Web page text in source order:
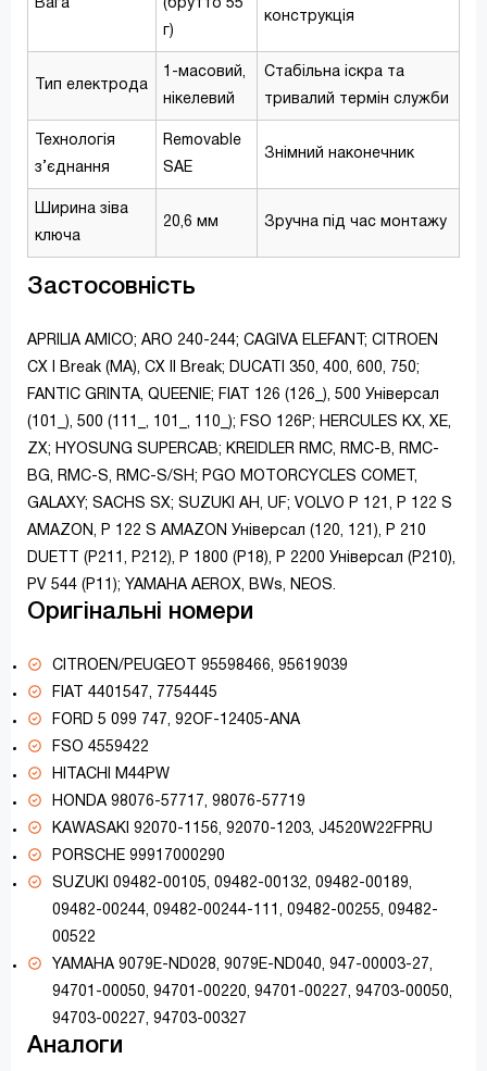
Вага
(брутто 55
г)
конструкція
Тип електрода
1-масовий,
нікелевий
Стабільна іскра та
тривалий термін служби
Технологія
з’єднання
Removable
SAE
Знімний наконечник
Ширина зіва
ключа
20,6 мм Зручна під час монтажу
Застосовність
APRILIA AMICO; ARO 240-244; CAGIVA ELEFANT; CITROEN
CX I Break (MA), CX II Break; DUCATI 350, 400, 600, 750;
FANTIC GRINTA, QUEENIE; FIAT 126 (126_), 500 Універсал
(101_), 500 (111_, 101_, 110_); FSO 126P; HERCULES KX, XE,
ZX; HYOSUNG SUPERCAB; KREIDLER RMC, RMC-B, RMC-
BG, RMC-S, RMC-S/SH; PGO MOTORCYCLES COMET,
GALAXY; SACHS SX; SUZUKI AH, UF; VOLVO P 121, P 122 S
AMAZON, P 122 S AMAZON Універсал (120, 121), P 210
DUETT (P211, P212), P 1800 (P18), P 2200 Універсал (P210),
PV 544 (P11); YAMAHA AEROX, BWs, NEOS.
Оригінальні номери
CITROEN/PEUGEOT 95598466, 95619039
FIAT 4401547, 7754445
FORD 5 099 747, 92OF-12405-ANA
FSO 4559422
HITACHI M44PW
HONDA 98076-57717, 98076-57719
KAWASAKI 92070-1156, 92070-1203, J4520W22FPRU
PORSCHE 99917000290
SUZUKI 09482-00105, 09482-00132, 09482-00189,
09482-00244, 09482-00244-111, 09482-00255, 09482-
00522
YAMAHA 9079E-ND028, 9079E-ND040, 947-00003-27,
94701-00050, 94701-00220, 94701-00227, 94703-00050,
94703-00227, 94703-00327
Аналоги